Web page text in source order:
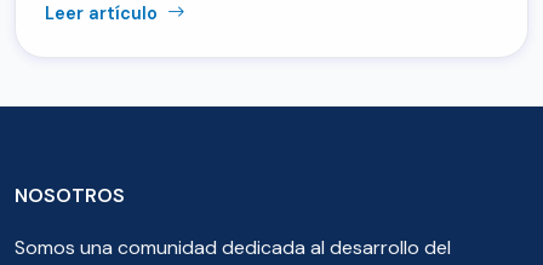
Leer artículo
NOSOTROS
Somos una comunidad dedicada al desarrollo del